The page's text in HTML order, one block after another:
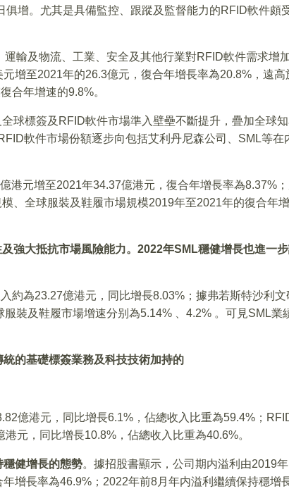
增。尤其是具備監控、跟蹤及監督能力的RFID軟件頗
輸及物流、工業、安全及其他行業對RFID軟件需求增
增至2021年的26.3億元，復合年增長率為20.8%，遠高
合年增速的9.8%。
球標簽及RFID軟件市場準入壁壘不斷提升，疊加全球知
軟件市場份額逐步向包括艾利丹尼森公司、SML等在
港元增至2021年34.37億港元，復合年增長率為8.37%
、全球服裝及鞋履市場規模2019年至2021年的復合年
強大抵抗市場風險能力。 2022年SML穩健增長也進一
約為23.27億港元，同比增長8.03%；據弗若斯特沙利文
裝及鞋履市場增速分别為5.14% 、4.2% 。可見SML業
的基礎標簽業務及科技技術加持的
億港元，同比增長6.1%，佔總收入比重為59.4%；
元，同比增長10.8%，佔總收入比重為40.6%。
穩健增長的態勢。據招股書顯示，公司期内溢利由2019
增長率為46.9%；2022年前8月年内溢利繼續保持穩增